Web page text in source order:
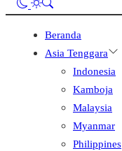
Beranda
Asia Tenggara
Indonesia
Kamboja
Malaysia
Myanmar
Philippines